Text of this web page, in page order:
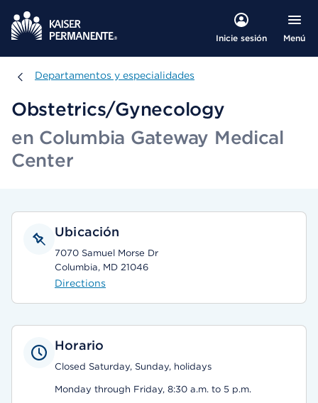
Inicie sesión Menú
Departamentos y especialidades
Departamentos y especialidades
Obstetrics/Gynecology
en Columbia Gateway Medical
Center
Ubicación
7070 Samuel Morse Dr
Columbia, MD 21046
Directions
Horario
Closed Saturday, Sunday, holidays
Monday through Friday, 8:30 a.m. to 5 p.m.